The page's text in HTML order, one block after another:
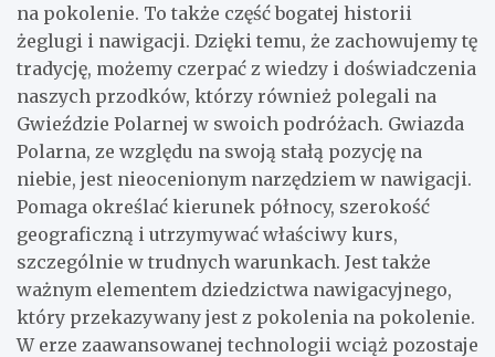
na pokolenie. To także część bogatej historii
żeglugi i nawigacji. Dzięki temu, że zachowujemy tę
tradycję, możemy czerpać z wiedzy i doświadczenia
naszych przodków, którzy również polegali na
Gwieździe Polarnej w swoich podróżach. Gwiazda
Polarna, ze względu na swoją stałą pozycję na
niebie, jest nieocenionym narzędziem w nawigacji.
Pomaga określać kierunek północy, szerokość
geograficzną i utrzymywać właściwy kurs,
szczególnie w trudnych warunkach. Jest także
ważnym elementem dziedzictwa nawigacyjnego,
który przekazywany jest z pokolenia na pokolenie.
W erze zaawansowanej technologii wciąż pozostaje